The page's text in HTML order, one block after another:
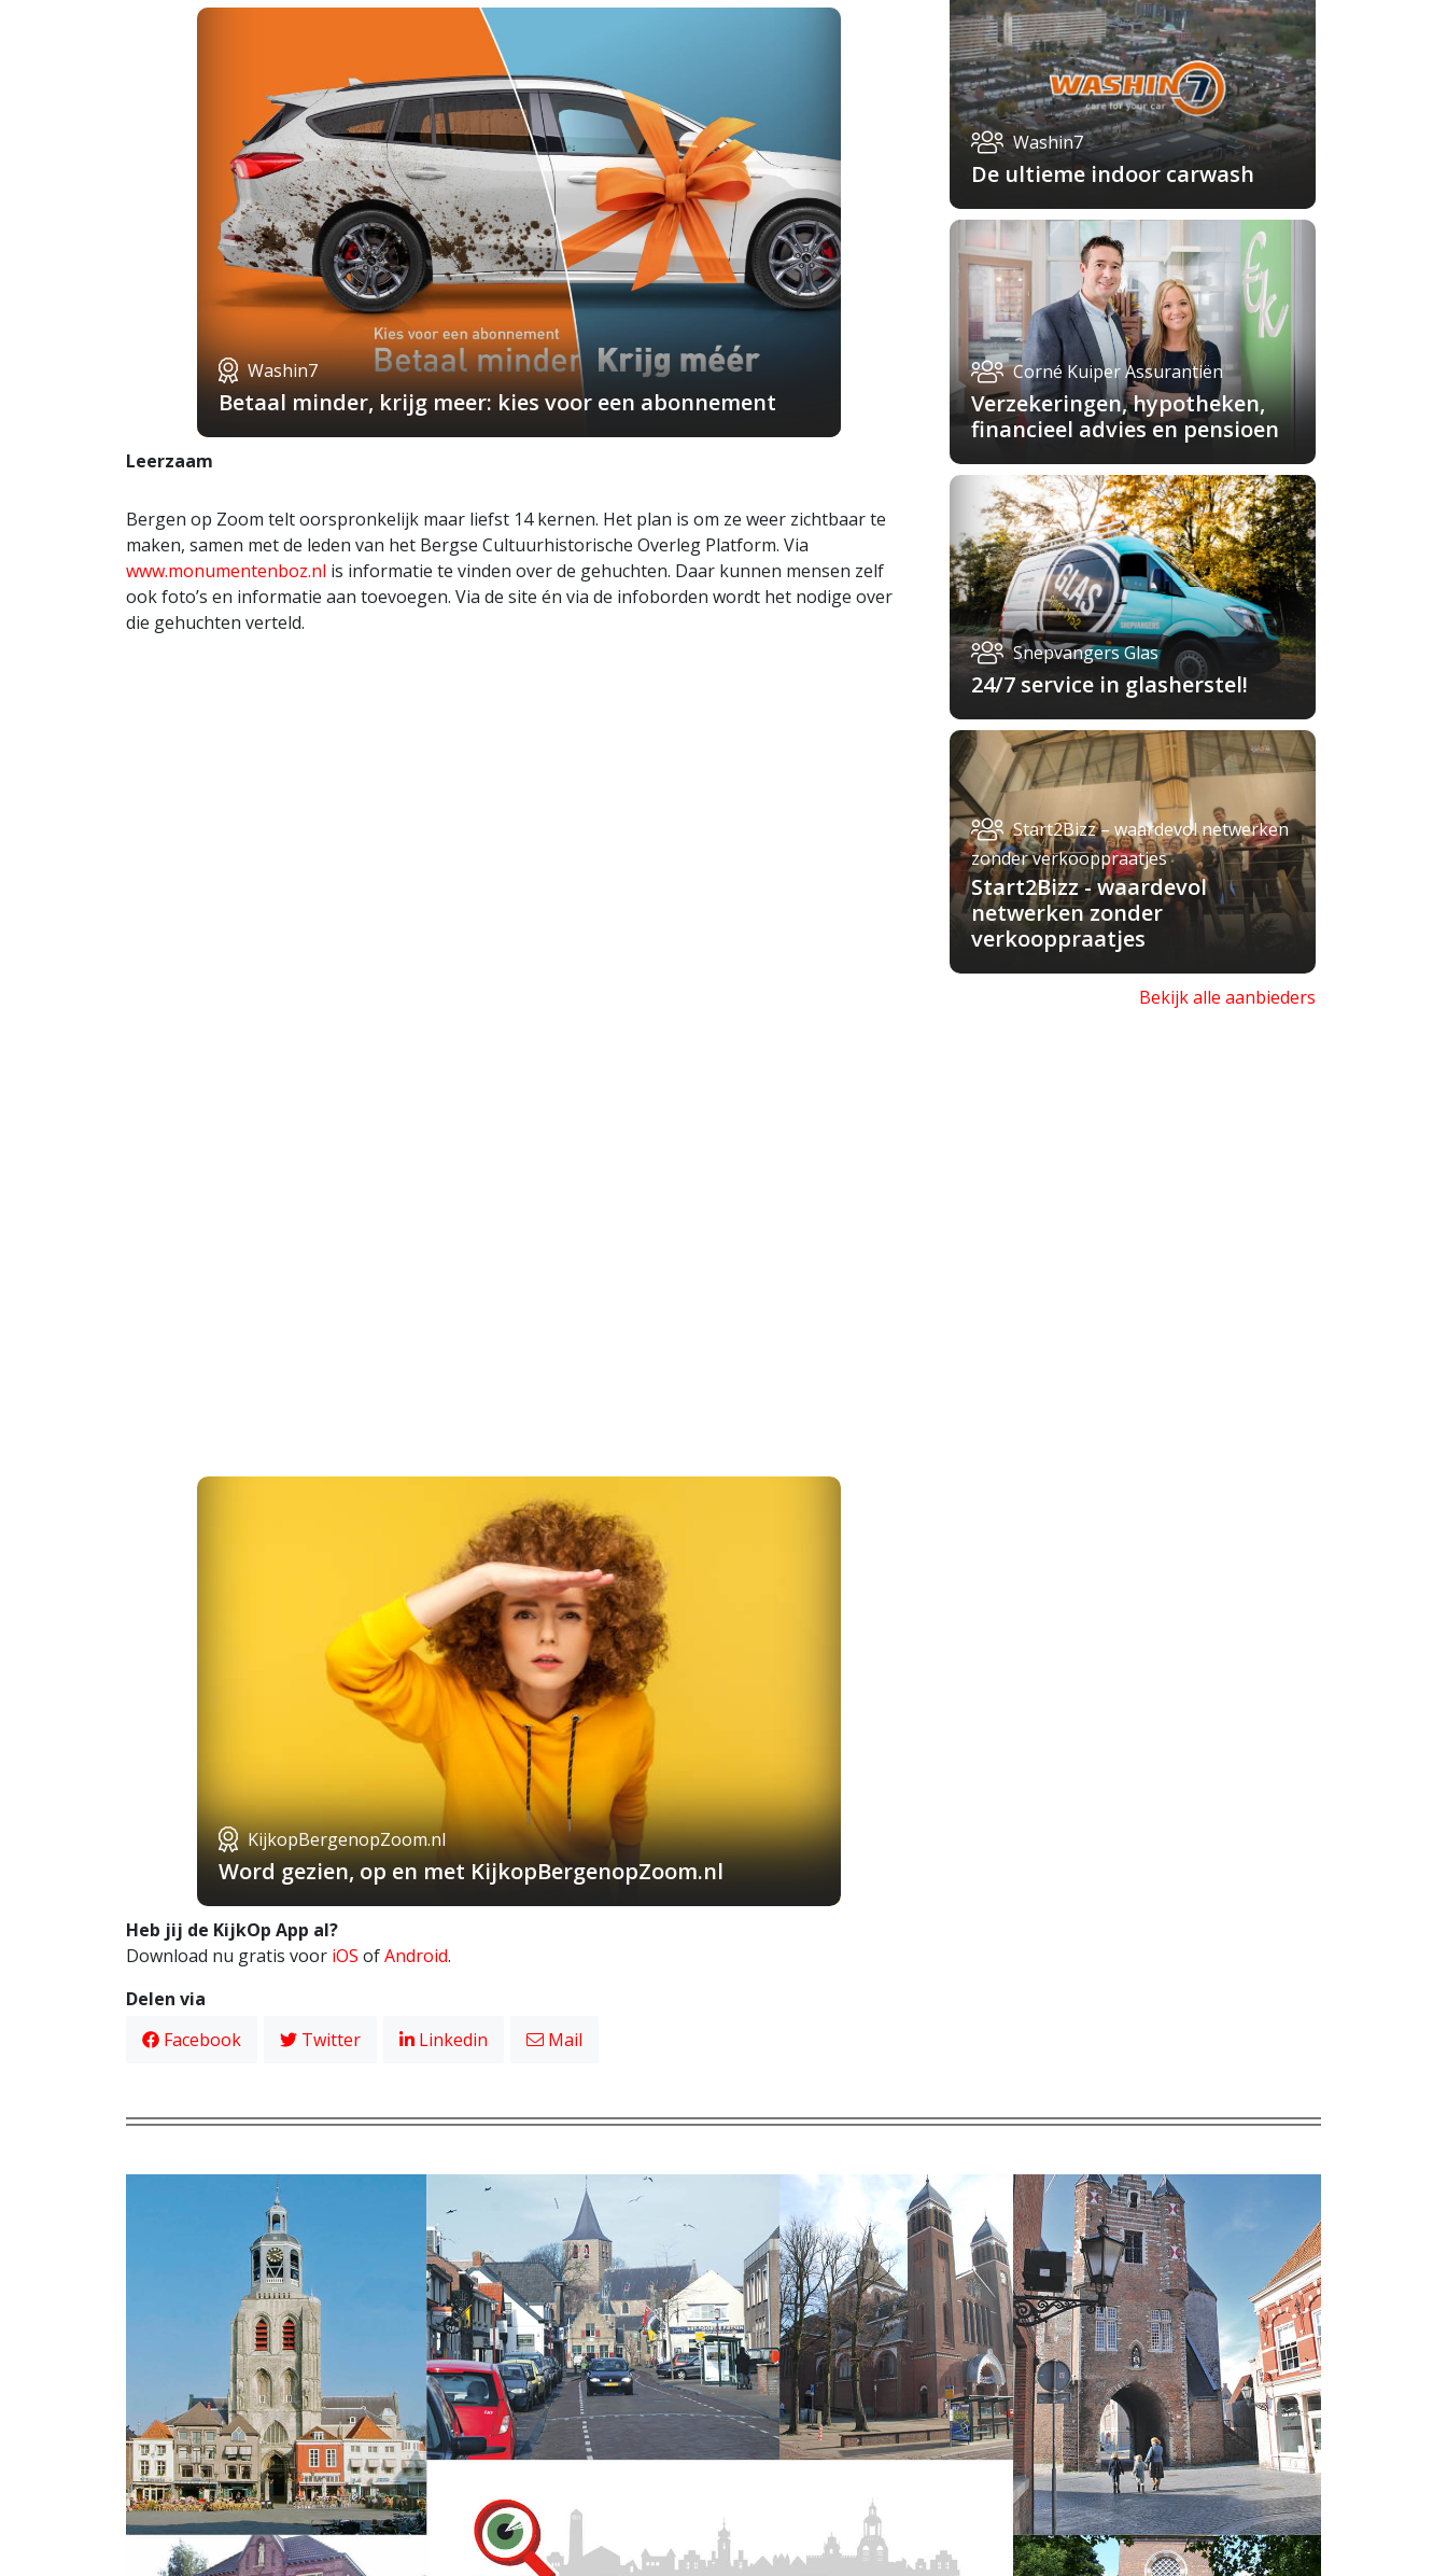
Washin7
Betaal minder, krijg meer: kies voor een abonnement
Leerzaam
Bergen op Zoom telt oorspronkelijk maar liefst 14 kernen. Het plan is om ze weer zichtbaar te
maken, samen met de leden van het Bergse Cultuurhistorische Overleg Platform. Via
www.monumentenboz.nl is informatie te vinden over de gehuchten. Daar kunnen mensen zelf
ook foto’s en informatie aan toevoegen. Via de site én via de infoborden wordt het nodige over
die gehuchten verteld.
KijkopBergenopZoom.nl
Word gezien, op en met KijkopBergenopZoom.nl
Heb jij de KijkOp App al?
Download nu gratis voor iOS ofAndroid.
Delen via
Facebook
Twitter Linkedin Mail
Washin7
De ultieme indoor carwash
Corné Kuiper Assurantiën
Verzekeringen, hypotheken,
financieel advies en pensioen
Snepvangers Glas
24/7 service in glasherstel!
Start2Bizz – waardevol netwerken
zonder verkooppraatjes
Start2Bizz - waardevol
netwerken zonder
verkooppraatjes
Bekijk alle aanbieders